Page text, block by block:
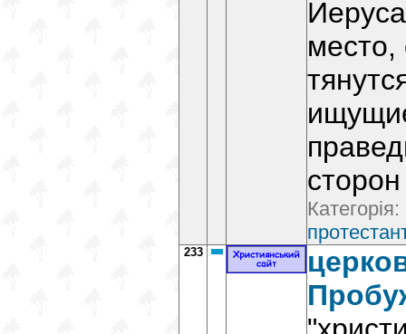
место,
Категорія:
233